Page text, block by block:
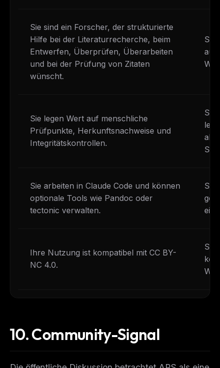
Sie sind ein Forscher, der strukturierte
Hilfe bei der Literaturrecherche, beim
Entwerfen, Überprüfen, Überarbeiten
und bei der Prüfung von Zitaten
wünscht.
Sie
Sie legen Wert auf menschliche
Prüfpunkte, Herkunftsnachweise und
Integritätskontrollen.
Sie
Sie arbeiten in Claude Code und können
optionale Tools wie Pandoc oder
tectonic verwalten.
Sie
Ihre Nutzung ist kompatibel mit CC BY-
NC 4.0.
Sie
10.Community-Signal